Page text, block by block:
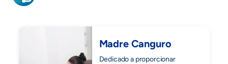
Madre Canguro
Dedicado a proporcionar